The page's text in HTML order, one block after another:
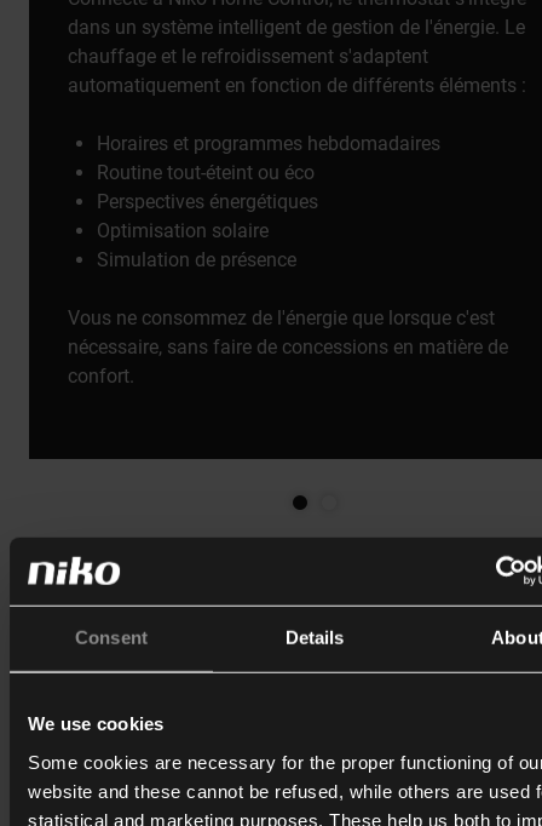
Consent Details
We use cookies
Some cookies are necessary for the proper functioning of
website and these cannot be refused, while others are used
statistical and marketing purposes. These help us both to
dans un système intelligent de gestion de l'énergie. Le
chauffage et le refroidissement s'adaptent
automatiquement en fonction de différents éléments :
Horaires et programmes hebdomadaires
Routine tout-éteint ou éco
Perspectives énergétiques
Optimisation solaire
Simulation de présence
Vous ne consommez de l'énergie que lorsque c'est
nécessaire, sans faire de concessions en matière de
confort.
Une seule solution pour le chauffage, le
Tous les réglages peuvent être commandés par l'appli Niko
Régler les paramètres de température